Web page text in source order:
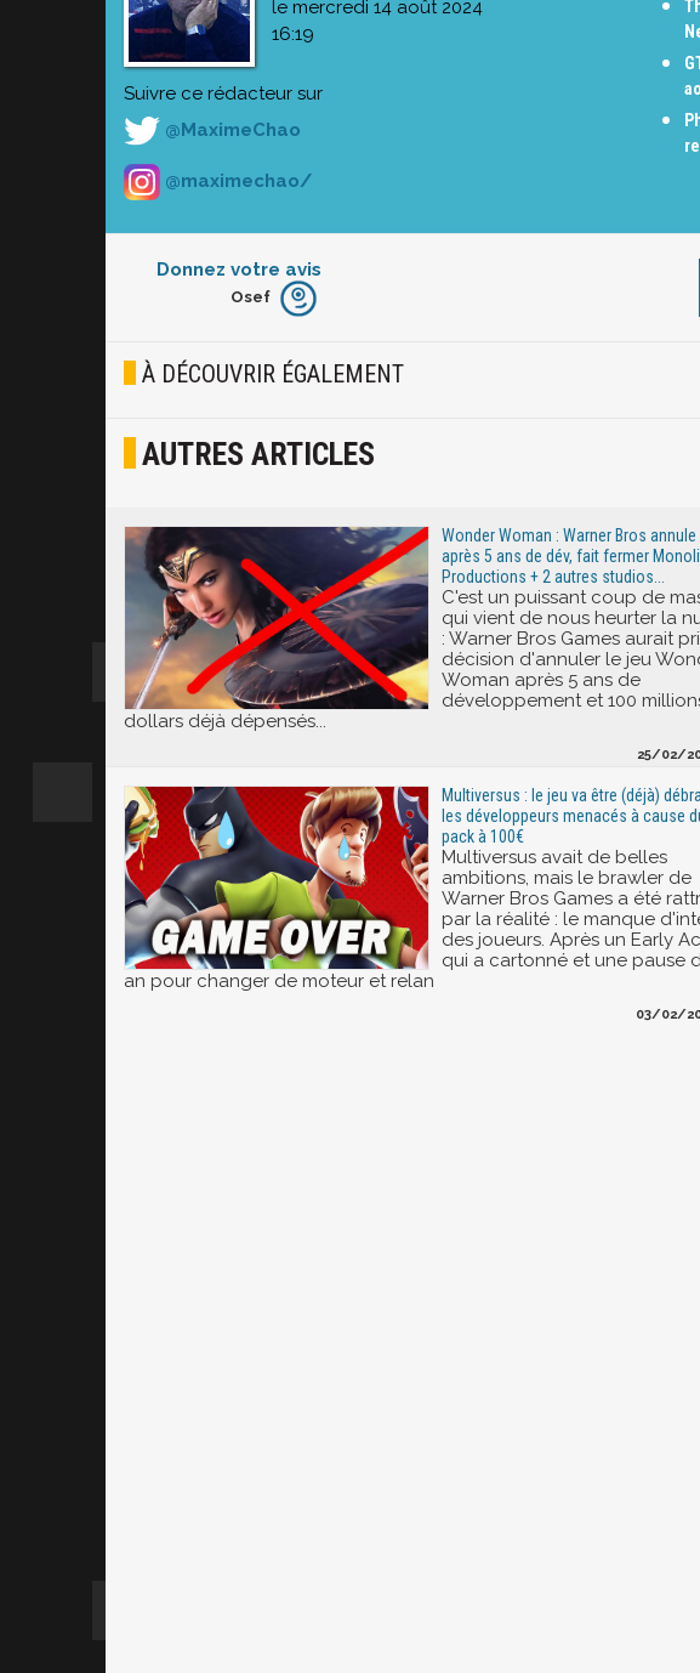
le mercredi 14 août 2024
16:19
Suivre ce rédacteur sur
@MaximeChao
@maximechao/
Donnez votre avis
Furieux
Joyeux
Osef
À DÉCOUVRIR ÉGALEMENT
AUTRES ARTICLES
Wonder Woman : Warner Bros annule
après 5 ans de dév, fait fermer
Productions + 2 autres studios...
C'est un puissant coup de
qui vient de nous heurter la
: Warner Bros Games aurait
décision d'annuler le jeu
Woman après 5 ans de
développement et 100
dollars déjà dépensés...
25/02/
Multiversus : le jeu va être (déjà)
les développeurs menacés à cause
pack à 100€
Multiversus avait de belles
ambitions, mais le brawler de
Warner Bros Games a été
par la réalité : le manque
des joueurs. Après un Early
qui a cartonné et une pause
an pour changer de moteur et relan
03/02/